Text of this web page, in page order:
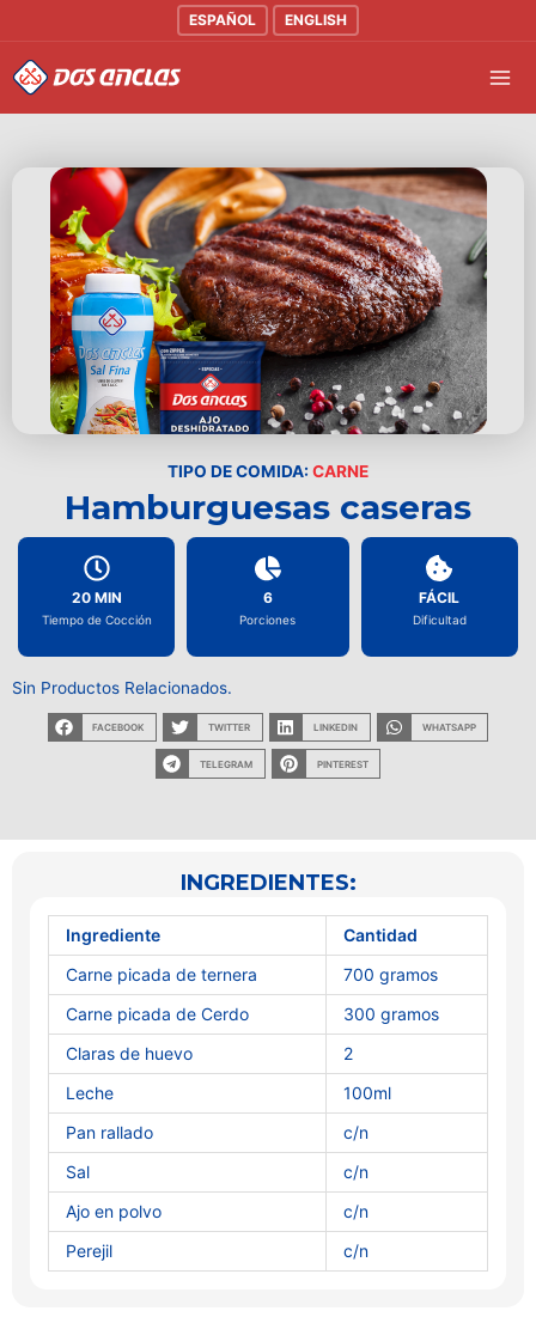
contenido
ESPAÑOL ENGLISH
TIPO DE COMIDA: CARNE
Hamburguesas caseras
20 MIN
Tiempo de Cocción
6
Porciones
FÁCIL
Dificultad
Sin Productos Relacionados.
FACEBOOK TWITTER LINKEDIN WHATSAPP
TELEGRAM PINTEREST
INGREDIENTES:
Ingrediente
Cantidad
Carne picada de ternera
700 gramos
Carne picada de Cerdo
300 gramos
Claras de huevo
2
Leche
100ml
Pan rallado
c/n
Sal
c/n
Ajo en polvo
c/n
Perejil
c/n